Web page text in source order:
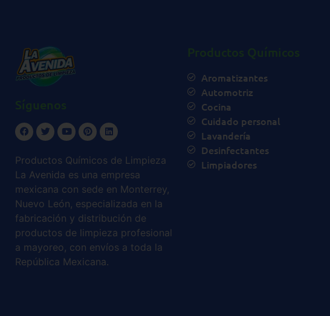
Productos Químicos de Limpieza
La Avenida es una empresa
mexicana con sede en Monterrey,
Nuevo León, especializada en la
fabricación y distribución de
productos de limpieza profesional
a mayoreo, con envíos a toda la
República Mexicana.
Aromatizantes
Automotriz
Cocina
Cuidado personal
Lavandería
Desinfectantes
Limpiadores